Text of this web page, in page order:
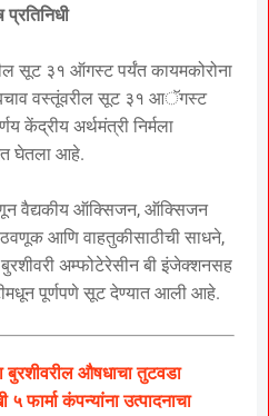
प्रतिनिधी
सूट ३१ ऑगस्ट पर्यंत कायमकोरोना
बचाव वस्तूंवरील सूट ३१ आॅगस्ट
केंद्रीय अर्थमंत्री निर्मला
घेतला आहे.
वैद्यकीय ऑक्सिजन, ऑक्सिजन
आणि वाहतुकीसाठीची साधने,
अम्फोटेरेसीन बी इंजेक्शनसह
पूर्णपणे सूट देण्यात आली आहे.
औषधाचा तुटवडा
कंपन्यांना उत्पादनाचा